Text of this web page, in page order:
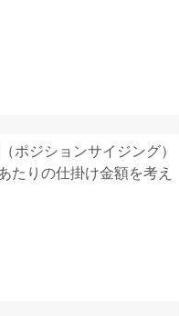
ポジションサイジング）
たりの仕掛け金額を考え